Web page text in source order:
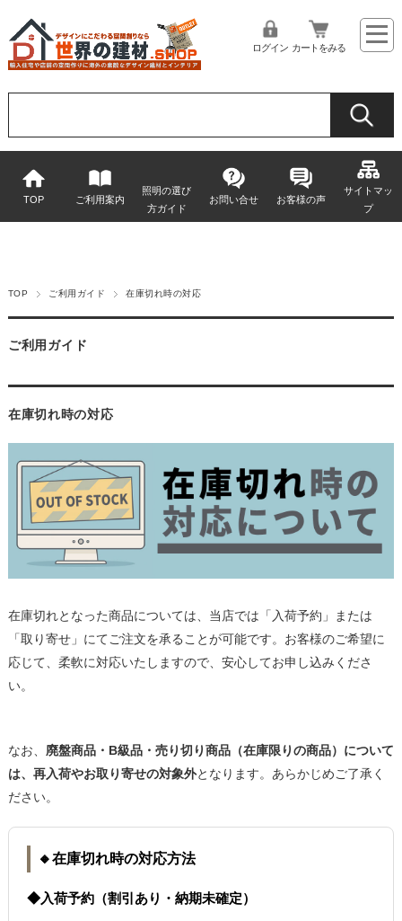
ログイン カートをみる
TOP ご利用案内
照明の選び
方ガイド
お問い合せ お客様の声
サイトマッ
プ
TOP ご利用ガイド 在庫切れ時の対応
ご利用ガイド
在庫切れ時の対応
在庫切れとなった商品については、当店では「入荷予約」または
「取り寄せ」にてご注文を承ることが可能です。お客様のご希望に
応じて、柔軟に対応いたしますので、安心してお申し込みくださ
い。
なお、 廃盤商品・B級品・売り切り商品（在庫限りの商品）について
は、再入荷やお取り寄せの対象外となります。あらかじめご了承く
ださい。
🔸在庫切れ時の対応方法
◆入荷予約（割引あり・納期未確定）